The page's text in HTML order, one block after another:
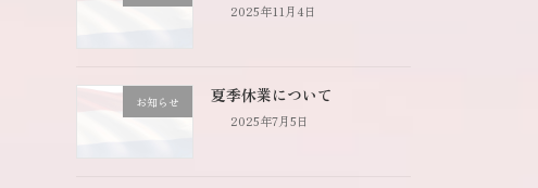
2025年11月4日
お知らせ 夏季休業について
2025年7月5日